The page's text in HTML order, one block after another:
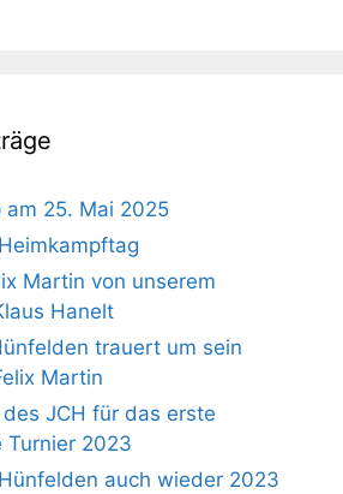
am 25. Mai 2025
Martin von unserem
Hanelt
trauert um sein
Martin
JCH für das erste
Turnier 2023
auch wieder 2023